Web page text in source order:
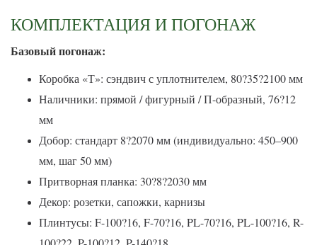
КОМПЛЕКТАЦИЯ И ПОГОНАЖ
Базовый погонаж:
Коробка «Т»: сэндвич с уплотнителем, 80?35?2100 мм
Наличники: прямой / фигурный / П-образный, 76?12
мм
Добор: стандарт 8?2070 мм (индивидуально: 450–900
мм, шаг 50 мм)
Притворная планка: 30?8?2030 мм
Декор: розетки, сапожки, карнизы
Плинтусы: F-100?16, F-70?16, PL-70?16, PL-100?16, R-